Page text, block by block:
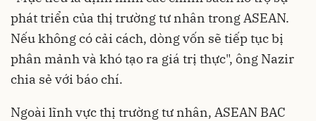
phát triển của thị trường tư nhân trong ASEAN.
Nếu không có cải cách, dòng vốn sẽ tiếp tục bị
phân mảnh và khó tạo ra giá trị thực", ông Nazir
chia sẻ với báo chí.
Ngoài lĩnh vực thị trường tư nhân, ASEAN BAC